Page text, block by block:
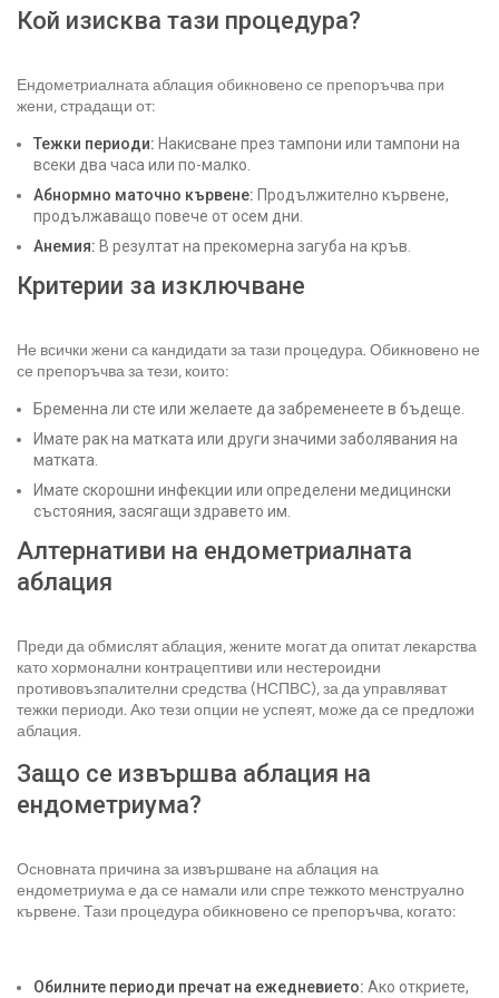
Кой изисква тази процедура?
Ендометриалната аблация обикновено се препоръчва при
жени, страдащи от:
Тежки периоди: Накисване през тампони или тампони на
всеки два часа или по-малко.
Абнормно маточно кървене: Продължително кървене,
продължаващо повече от осем дни.
Анемия: В резултат на прекомерна загуба на кръв.
Критерии за изключване
Не всички жени са кандидати за тази процедура. Обикновено не
се препоръчва за тези, които:
Бременна ли сте или желаете да забременеете в бъдеще.
Имате рак на матката или други значими заболявания на
матката.
Имате скорошни инфекции или определени медицински
състояния, засягащи здравето им.
Алтернативи на ендометриалната
аблация
Преди да обмислят аблация, жените могат да опитат лекарства
като хормонални контрацептиви или нестероидни
противовъзпалителни средства (НСПВС), за да управляват
тежки периоди. Ако тези опции не успеят, може да се предложи
аблация.
Защо се извършва аблация на
ендометриума?
Основната причина за извършване на аблация на
ендометриума е да се намали или спре тежкото менструално
кървене. Тази процедура обикновено се препоръчва, когато:
Обилните периоди пречат на ежедневието: Ако откриете,